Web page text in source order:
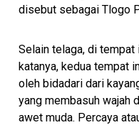
disebut sebagai Tlogo
Selain telaga, di tempat
katanya, kedua tempat
oleh bidadari dari
yang membasuh wajah
awet muda. Percaya